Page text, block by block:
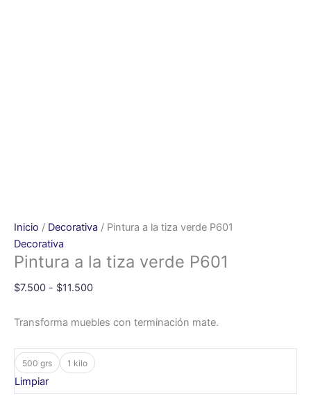
Inicio / Decorativa / Pintura a la tiza verde P601
Decorativa
Pintura a la tiza verde P601
$7.500 - $11.500
Transforma muebles con terminación mate.
500 grs 1 kilo
Limpiar